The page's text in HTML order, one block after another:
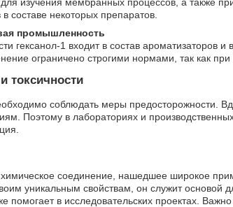
составе некоторых препаратов.
промышленность
гексанол-1 входит в состав ароматизаторов
ограничено строгими нормами, так как
токсичности
соблюдать меры предосторожности.
Поэтому в лабораториях и
соединение, нашедшее широкое
уникальным свойствам, он служит основой
помогает в исследовательских проектах.